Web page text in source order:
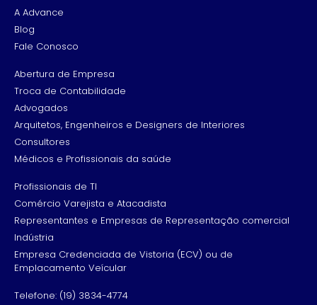
A Advance
Blog
Fale Conosco
Abertura de Empresa
Troca de Contabilidade
Advogados
Arquitetos, Engenheiros e Designers de Interiores
Consultores
Médicos e Profissionais da saúde
Profissionais de TI
Comércio Varejista e Atacadista
Representantes e Empresas de Representação comercial
Indústria
Empresa Credenciada de Vistoria (ECV) ou de
Emplacamento Veícular
Telefone: (19) 3834-4774